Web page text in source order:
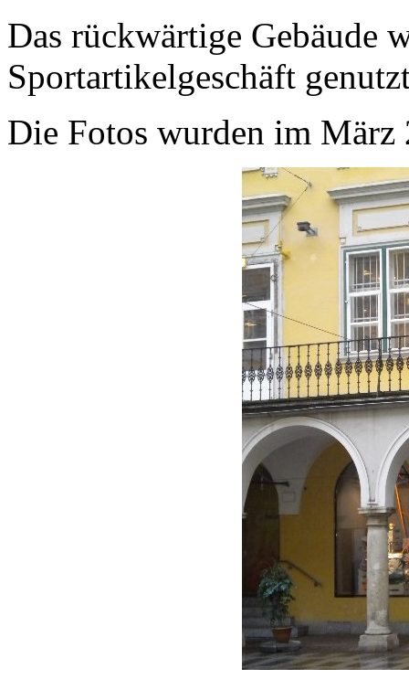
Das rückwärtige Gebäude
Sportartikelgeschäft
Die Fotos wurden im März